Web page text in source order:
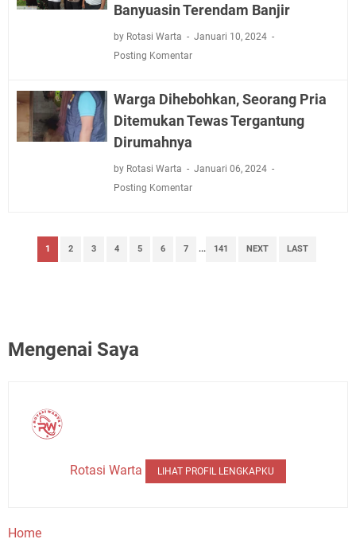
Banyuasin Terendam Banjir
by Rotasi Warta
Januari 10, 2024
Posting Komentar
Warga Dihebohkan, Seorang Pria
Ditemukan Tewas Tergantung
Dirumahnya
by Rotasi Warta
Januari 06, 2024
Posting Komentar
1 2 3 4 5 6 7 ... 141 NEXT LAST
Mengenai Saya
Rotasi Warta LIHAT PROFIL LENGKAPKU
Home